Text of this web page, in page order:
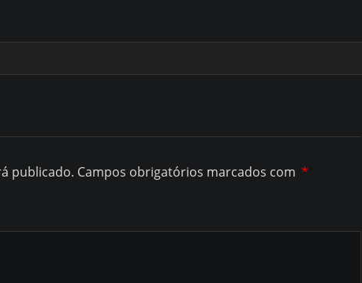
publicado. Campos obrigatórios marcados com *